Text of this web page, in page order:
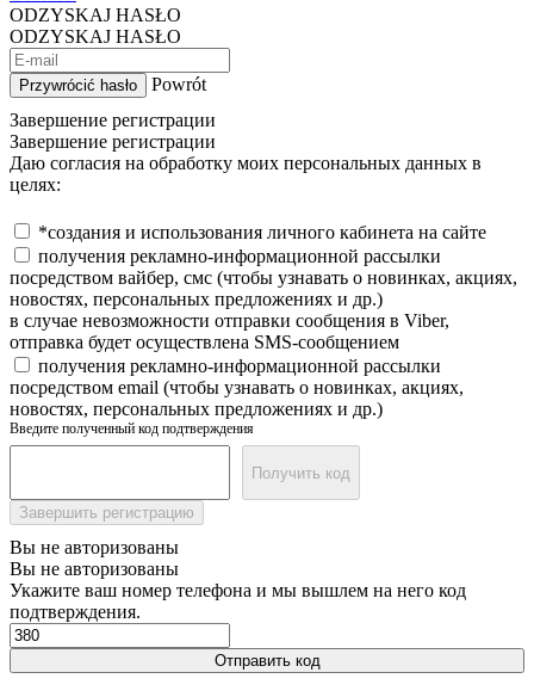
ODZYSKAJ HASŁO
ODZYSKAJ HASŁO
Przywrócić hasło
Powrót
Завершение регистрации
Завершение регистрации
Даю согласия на обработку моих персональных данных в
целях:
*создания и использования личного кабинета на сайте
получения рекламно-информационной рассылки
посредством вайбер, смс (чтобы узнавать о новинках, акциях,
новостях, персональных предложениях и др.)
в случае невозможности отправки сообщения в Viber,
отправка будет осуществлена SMS-сообщением
получения рекламно-информационной рассылки
посредством email (чтобы узнавать о новинках, акциях,
новостях, персональных предложениях и др.)
Введите полученный код подтверждения
Получить код
Завершить регистрацию
Вы не авторизованы
Вы не авторизованы
Укажите ваш номер телефона и мы вышлем на него код
подтверждения.
Отправить код